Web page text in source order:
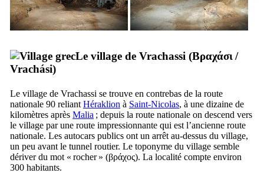
Le village de Vrachassi (Βραχάσι/
Vrachási)
Le village de Vrachassi se trouve en contrebas de la route
nationale 90 reliant Héraklion à Saint-Nicolas, à une dizaine de
kilomètres après Malia ; depuis la route nationale on descend vers
le village par une route impressionnante qui est l’ancienne route
nationale. Les autocars publics ont un arrêt au-dessus du village,
un peu avant le tunnel routier. Le toponyme du village semble
dériver du mot « rocher » (βράχος). La localité compte environ
300 habitants.